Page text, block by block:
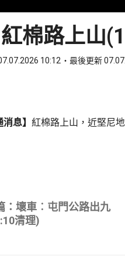
棉路上山
10:12 最後更新
息】 紅棉路上山，近堅尼
：壞車︰屯門公路出九
清理)